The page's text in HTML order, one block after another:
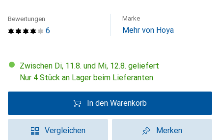
6
Bewertungen Marke
Mehr von Hoya
Zwischen Di, 11.8. und Mi, 12.8. geliefert
Nur 4 Stück an Lager beim Lieferanten
In den Warenkorb
Vergleichen Merken